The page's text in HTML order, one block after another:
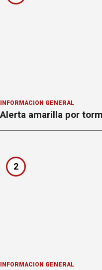
INFORMACION GENERAL
Alerta amarilla por
2
INFORMACION GENERAL